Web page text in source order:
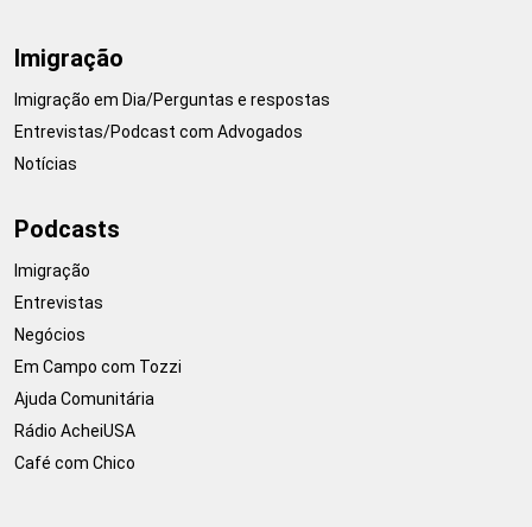
Imigração
Imigração em Dia/Perguntas e respostas
Entrevistas/Podcast com Advogados
Notícias
Podcasts
Imigração
Entrevistas
Negócios
Em Campo com Tozzi
Ajuda Comunitária
Rádio AcheiUSA
Café com Chico